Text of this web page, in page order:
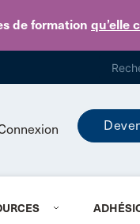
de formation qu’elle